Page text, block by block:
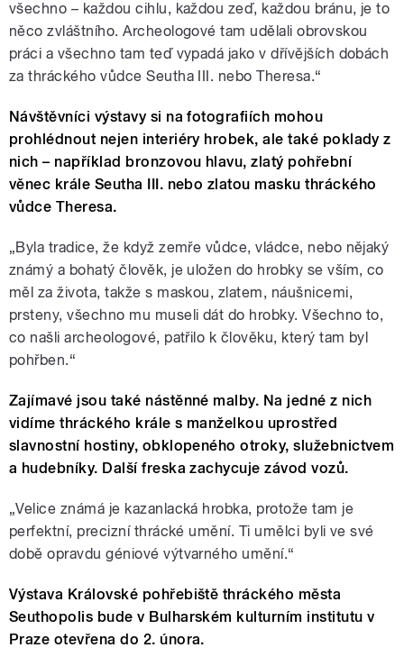
všechno – každou cihlu, každou zeď, každou bránu, je to
něco zvláštního. Archeologové tam udělali obrovskou
práci a všechno tam teď vypadá jako v dřívějších dobách
za thráckého vůdce Seutha III. nebo Theresa.“
Návštěvníci výstavy si na fotografiích mohou
prohlédnout nejen interiéry hrobek, ale také poklady z
nich – například bronzovou hlavu, zlatý pohřební
věnec krále Seutha III. nebo zlatou masku thráckého
vůdce Theresa.
„Byla tradice, že když zemře vůdce, vládce, nebo nějaký
známý a bohatý člověk, je uložen do hrobky se vším, co
měl za života, takže s maskou, zlatem, náušnicemi,
prsteny, všechno mu museli dát do hrobky. Všechno to,
co našli archeologové, patřilo k člověku, který tam byl
pohřben.“
Zajímavé jsou také nástěnné malby. Na jedné z nich
vidíme thráckého krále s manželkou uprostřed
slavnostní hostiny, obklopeného otroky, služebnictvem
a hudebníky. Další freska zachycuje závod vozů.
„Velice známá je kazanlacká hrobka, protože tam je
perfektní, precizní thrácké umění. Ti umělci byli ve své
době opravdu géniové výtvarného umění.“
Výstava Královské pohřebiště thráckého města
Seuthopolis bude v Bulharském kulturním institutu v
Praze otevřena do 2. února.